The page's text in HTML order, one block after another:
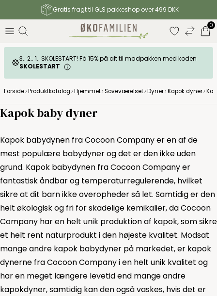
Gratis fragt til GLS pakkeshop over 499 DKK
0
3.. 2.. 1.. SKOLESTART! Få 15% på alt til madpakken med koden
SKOLESTART
Forside Produktkatalog Hjemmet Soveværelset Dyner Kapok dyner
Kapok baby dyner
Kapok babydynen fra Cocoon Company er en af de
mest populære babydyner og det er den ikke uden
grund. Kapok babydynen fra Cocoon Company er
fantastisk åndbar og temperaturregulerende, hvilket
sikre at dit barn ikke overopheder så let. Samtidig er den
helt økologisk og fri for skadelige kemikalier, da Cocoon
Company har en helt unik produktion af kapok, som sikre
et helt rent naturprodukt i den højeste kvalitet. Modsat
mange andre kapok babydyner på markedet, er kapok
dynerne fra Cocoon Company i en helt unik kvalitet og
har en meget længere levetid end mange andre
kapokdyner, samtidig kan den også vaskes, hvis det er